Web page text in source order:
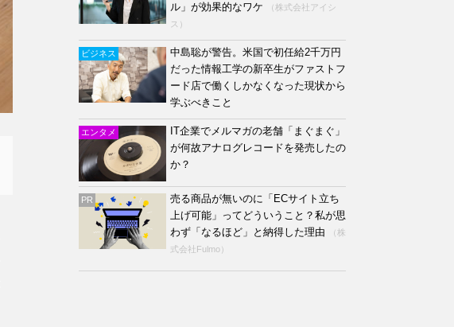
ル」が効果的なワケ
（株式会社アイシ
ス）
ビジネス
中島聡が警告。米国で初任給2千万円
だった情報工学の新卒生がファストフ
ード店で働くしかなくなった現状から
学ぶべきこと
エンタメ
IT企業でメルマガの老舗「まぐまぐ」
が何故アナログレコードを発売したの
か？
PR
売る商品が無いのに「ECサイト立ち
上げ可能」ってどういうこと？私が思
わず「なるほど」と納得した理由
（株
式会社Fulmo）